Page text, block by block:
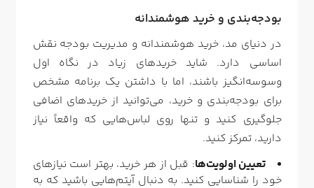
بودجه‌بندی و خرید هوشمندانه
در دنیای مد، خرید هوشمندانه و مدیریت بودجه نقش
اساسی دارد. شاید خریدهای زیاد در نگاه اول
وسوسه‌انگیز باشند، اما با داشتن یک برنامه مشخص
برای بودجه‌بندی و خرید، می‌توانید از خریدهای اضافی
جلوگیری کنید و تنها روی لباس‌هایی که واقعاً نیاز
دارید، تمرکز کنید.
تعیین اولویت‌ها: قبل از هر خرید، بهتر است نیازهای
خود را شناسایی کنید. به دنبال آیتم‌هایی باشید که به